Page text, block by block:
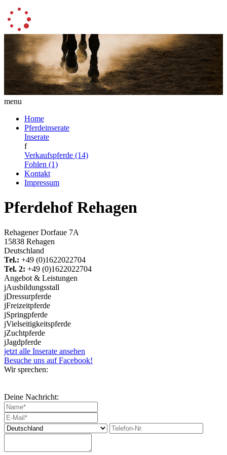
menu
Home
Pferdeinserate
Inserate
f
Verkaufspferde (14)
Fohlen (1)
Kontakt
Impressum
Pferdehof Rehagen
Rehagener Dorfaue 7A
15838 Rehagen
Deutschland
Tel.: +49 (0)1622022704
Tel. 2: +49 (0)1622022704
Angebot & Leistungen
jAusbildungsstall
jDressurpferde
jFreizeitpferde
jSpringpferde
jVielseitigkeitspferde
jZuchtpferde
jJagdpferde
jetzt alle Inserate ansehen
Besuche uns auf Facebook!
Wir sprechen:
Deine Nachricht: